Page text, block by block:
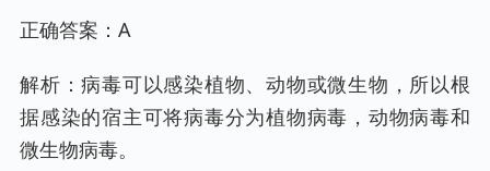
正确答案：A
解析：病毒可以感染植物、动物或微生物，所以根
据感染的宿主可将病毒分为植物病毒，动物病毒和
微生物病毒。